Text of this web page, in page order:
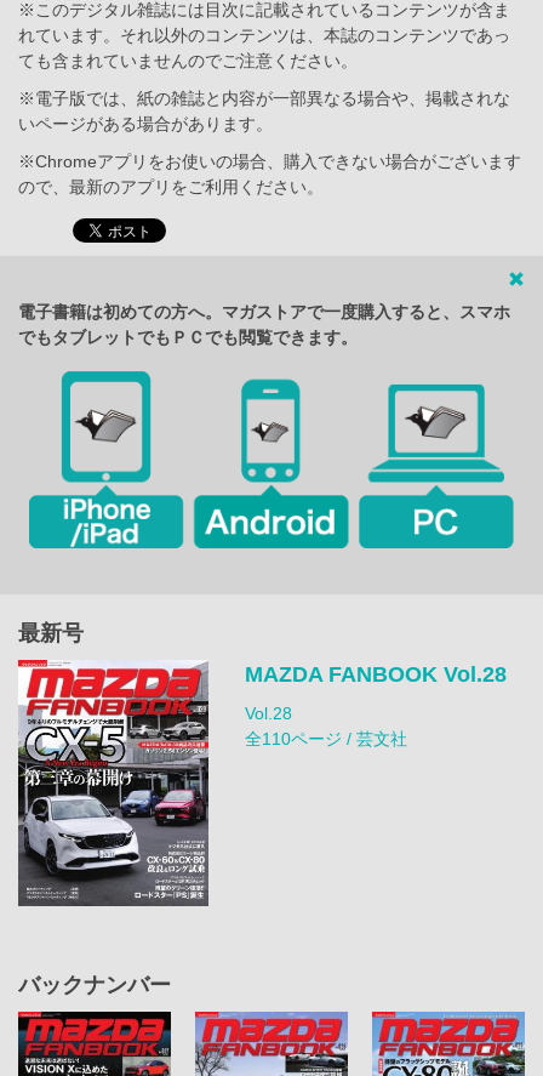
※このデジタル雑誌には目次に記載されているコンテンツが含ま
れています。それ以外のコンテンツは、本誌のコンテンツであっ
ても含まれていませんのでご注意ください。
※電子版では、紙の雑誌と内容が一部異なる場合や、掲載されな
いページがある場合があります。
※Chromeアプリをお使いの場合、購入できない場合がございます
ので、最新のアプリをご利用ください。
電子書籍は初めての方へ。マガストアで一度購入すると、スマホ
でもタブレットでもＰＣでも閲覧できます。
最新号
MAZDA FANBOOK Vol.28
Vol.28
全110ページ / 芸文社
バックナンバー